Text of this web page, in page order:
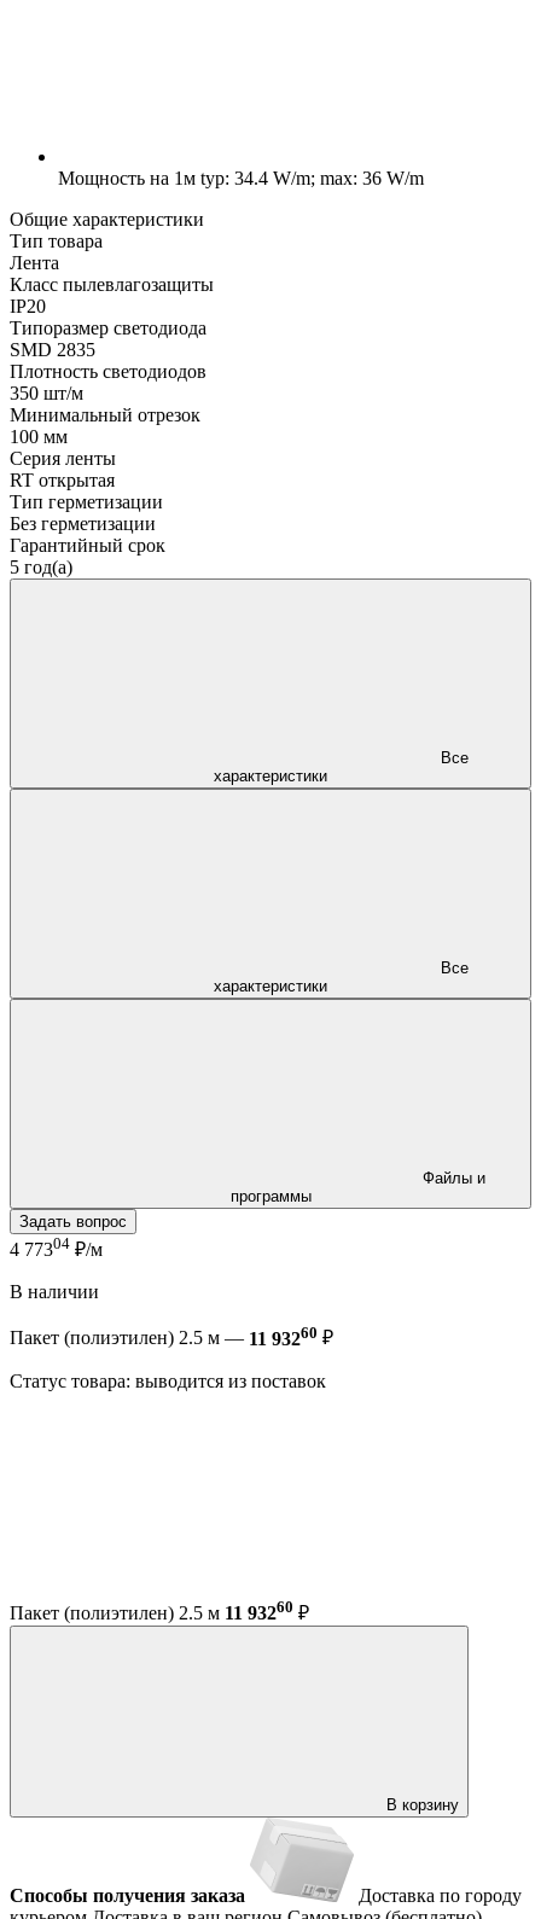
Мощность на 1м typ: 34.4 W/m; max: 36 W/m
Общие характеристики
Тип товара
Лента
Класс пылевлагозащиты
IP20
Типоразмер светодиода
SMD 2835
Плотность светодиодов
350 шт/м
Минимальный отрезок
100 мм
Серия ленты
RT открытая
Тип герметизации
Без герметизации
Гарантийный срок
5 год(а)
характеристики
характеристики
программы
Задать вопрос
4 77304 ₽/м
В наличии
Пакет (полиэтилен) 2.5 м — 11 93260 ₽
Статус товара: выводится из поставок
Пакет (полиэтилен) 2.5 м 11 93260 ₽
В корзину
Способы получения заказа
Доставка по городу